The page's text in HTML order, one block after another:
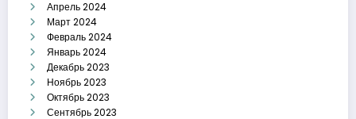
Апрель 2024
Март 2024
Февраль 2024
Январь 2024
Декабрь 2023
Ноябрь 2023
Октябрь 2023
Сентябрь 2023